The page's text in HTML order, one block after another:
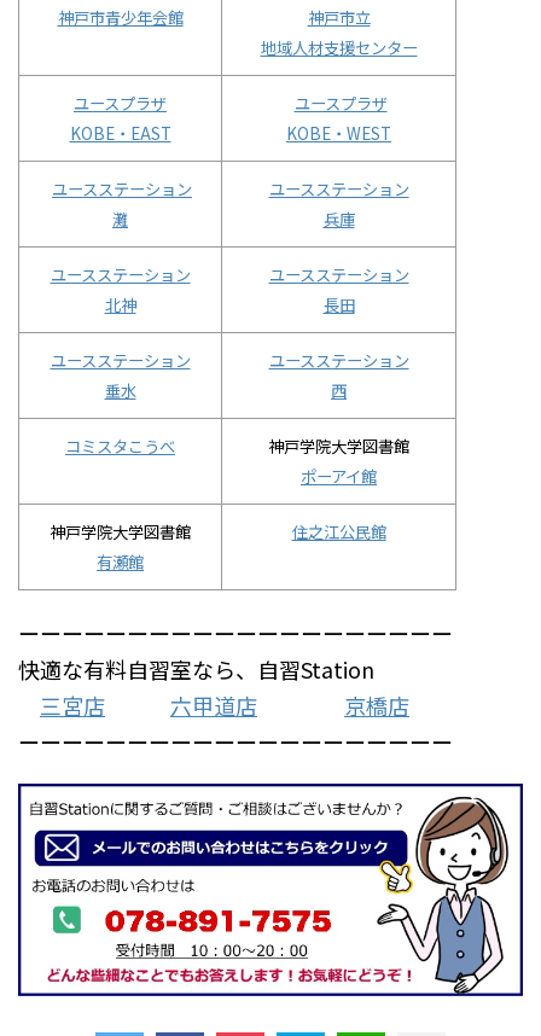
神戸市青少年会館
神戸市立
地域人材支援センター
ユースプラザ
KOBE・EAST
ユースプラザ
KOBE・WEST
ユースステーション
灘
ユースステーション
兵庫
ユースステーション
北神
ユースステーション
長田
ユースステーション
垂水
ユースステーション
西
コミスタこうべ
神戸学院大学図書館
ポーアイ館
神戸学院大学図書館
有瀬館
住之江公民館
ーーーーーーーーーーーーーーーーーーーー
快適な有料自習室なら、自習Station
三宮店
六甲道店
京橋店
ーーーーーーーーーーーーーーーーーーーー